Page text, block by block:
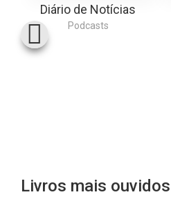
Diário de Notícias
Podcasts
Livros mais ouvidos